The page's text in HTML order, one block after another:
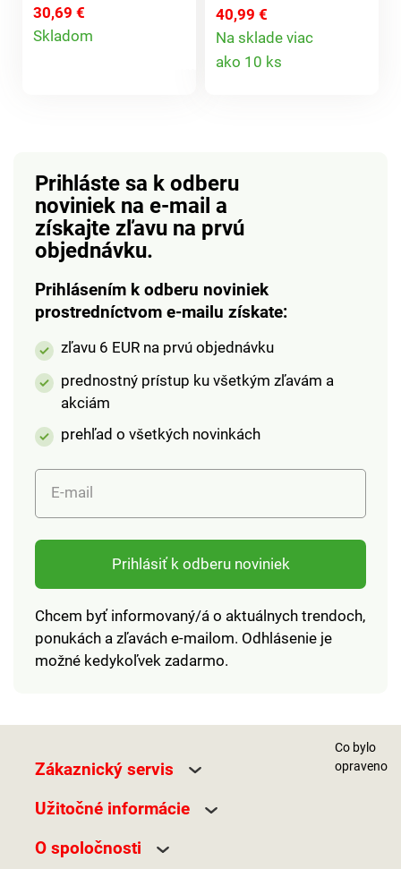
brucha. Vysoký obsah
elastanu vytvára
30,69 €
Skladom
koža.Formuje a
podopiera.
Odľahčujúce
40,99 €
Na sklade viac
ako 10 ks
Prihláste sa k odberu
noviniek na e-mail a
získajte zľavu na prvú
objednávku.
Prihlásením k odberu noviniek
prostredníctvom e-mailu získate:
zľavu 6 EUR na prvú objednávku
prednostný prístup ku všetkým zľavám a
akciám
prehľad o všetkých novinkách
E-mail
Prihlásiť k odberu noviniek
Chcem byť informovaný/á o aktuálnych trendoch,
ponukách a zľavách e-mailom. Odhlásenie je
možné kedykoľvek zadarmo.
Zákaznický servis
Užitočné informácie
O spoločnosti
Co bylo
opraveno